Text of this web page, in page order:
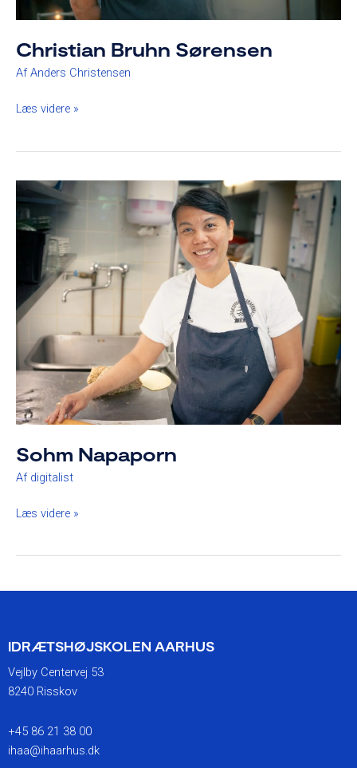
Christian Bruhn Sørensen
AfAnders Christensen
Læs videre »
Sohm Napaporn
Af digitalist
Sohm
Napaporn
Læs videre »
IDRÆTSHØJSKOLEN AARHUS
Vejlby Centervej 53
8240 Risskov
+45 86 21 38 00
ihaa@ihaarhus.dk